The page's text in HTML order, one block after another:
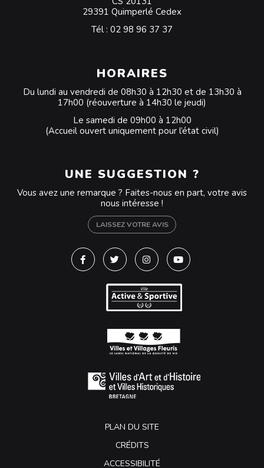
29391 Quimperlé Cedex
Tél : 02 98 96 37 37
HORAIRES
Du lundi au vendredi de 08h30 à 12h30 et de 13h30 à
17h00 (réouverture à 14h30 le jeudi)
Le samedi de 09h00 à 12h00
(Accueil ouvert uniquement pour l’état civil)
UNE SUGGESTION ?
Vous avez une remarque ? Faites-nous en part, votre avis
nous intéresse !
LAISSEZ VOTRE AVIS
Lien vers le compte Facebook
Lien vers le compte Twitter
Lien vers le compte
Lien vers la chaîne
PLAN DU SITE
CRÉDITS
ACCESSIBILITÉ